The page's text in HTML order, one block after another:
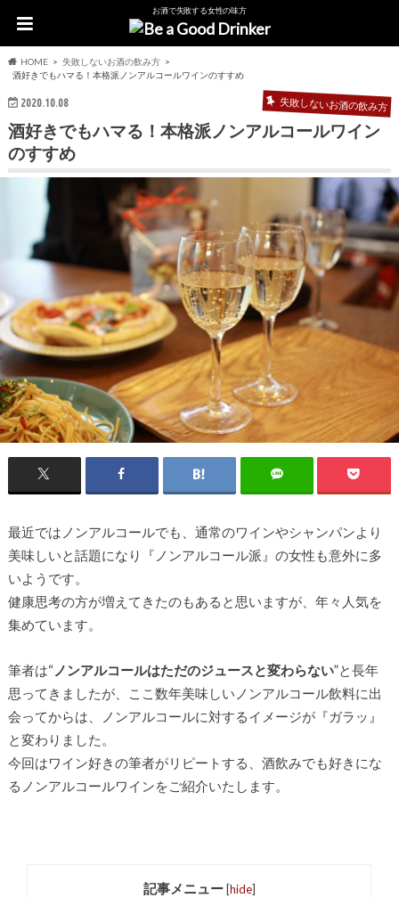
お酒で失敗する女性の味方
HOME
失敗しないお酒の飲み方
酒好きでもハマる！本格派ノンアルコールワインのすすめ
2020.10.08 失敗しないお酒の飲み方
酒好きでもハマる！本格派ノンアルコールワイン
のすすめ
最近ではノンアルコールでも、通常のワインやシャンパンより
美味しいと話題になり『ノンアルコール派』の女性も意外に多
いよう です。
健康思考の方が増えてきたのもあると思いますが、年々 人気を
集めています。
筆者は“ノンアルコールはただのジュースと変わらない”と長年
思ってきましたが、ここ数年美味しいノンアルコール飲料に出
会ってからは、ノンアルコールに対するイメージが『ガラッ』
と変わりました。
今回はワイン好きの筆者がリピートする、酒飲みでも好きにな
るノンアルコールワインをご紹介いたします。
記事メニュー [hide]